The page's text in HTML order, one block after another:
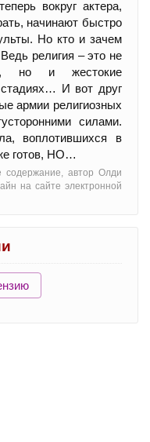
вокруг актера,
начинают быстро
Но кто и зачем
религия – это не
но и жестокие
И вот друг
армии религиозных
силами.
воплотившихся в
готов, НО…
содержание, автор Олди
на сайте электронной